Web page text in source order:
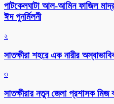
পাটকেলঘাটা আল-আমিন ফাজিল
ঈদ পুনর্মিলনী
২
সাতক্ষীরা শহরে এক নারীর
৩
সাতক্ষীরার নতুন জেলা প্রশাসক